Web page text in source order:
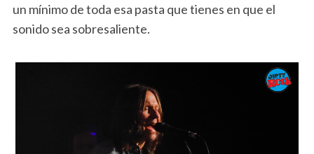
un mínimo de toda esa pasta que tienes en que el
sonido sea sobresaliente.